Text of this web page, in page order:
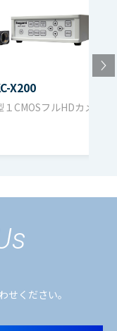
X200
１CMOSフルHDカメラ
せください。